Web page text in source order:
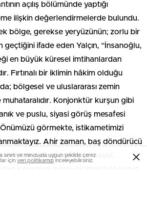
açılış bölümünde yaptığı
ilişkin değerlendirmelerde bulundu.
bölge, gerekse yeryüzünün; zorlu bir
geçtiğini ifade eden Yalçın, “İnsanoğlu,
en büyük küresel imtihanlardan
Fırtınalı bir iklimin hâkim olduğu
bölgesel ve uluslararası zemin
Konjonktür kurşun gibi
ve puslu, siyasi görüş mesafesi
görmekte, istikametimizi
Ahir zaman, baş döndürücü
önünden akıp gitmekte; hayat,
ve mevzuata uygun şekilde çerez
için veri politikamızı inceleyebilirsiniz.